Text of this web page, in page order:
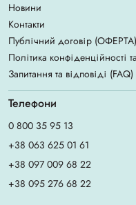
Новини
Контакти
Публічний договір (ОФЕРТА)
Політика
Запитання та відповіді (FAQ)
Телефони
0 800 35 95 13
+38 063 625 01 61
+38 097 009 68 22
+38 095 276 68 22